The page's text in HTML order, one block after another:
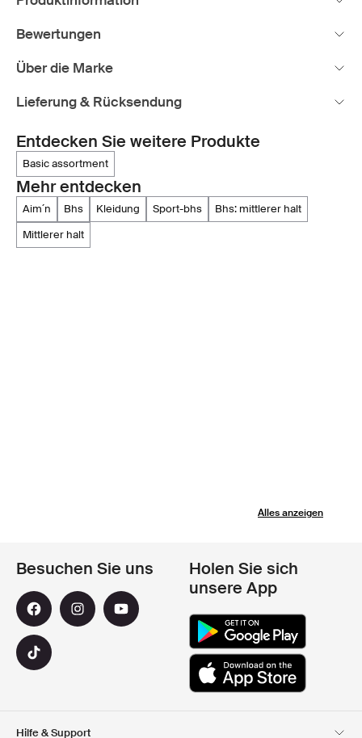
Bewertungen
Über die Marke
Lieferung & Rücksendung
Entdecken Sie weitere Produkte
basic assortment
Mehr entdecken
aim´n bhs kleidung sport-bhs
bhs: mittlerer halt
mittlerer halt
Alles anzeigen
Hilfe & Support
Besuchen Sie uns
Holen Sie sich
unsere App